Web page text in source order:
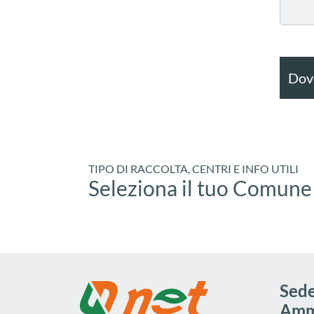
TIPO DI RACCOLTA, CENTRI E INFO UTILI
Seleziona il tuo Comune